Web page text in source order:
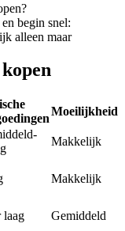
begin snel:
alleen maar
Moeilijkheid
Makkelijk
Makkelijk
laag
Gemiddeld